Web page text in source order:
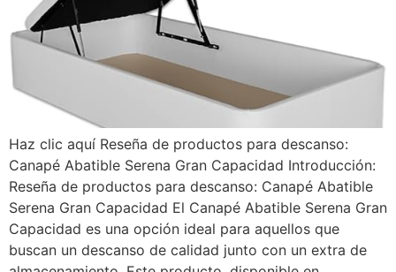
Haz clic aquí Reseña de productos para descanso:
Canapé Abatible Serena Gran Capacidad Introducción:
Reseña de productos para descanso: Canapé Abatible
Serena Gran Capacidad El Canapé Abatible Serena Gran
Capacidad es una opción ideal para aquellos que
buscan un descanso de calidad junto con un extra de